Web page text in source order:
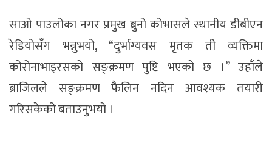
साओ पाउलोका नगर प्रमुख ब्रुनो कोभासले स्थानीय डीबीएन
रेडियोसँग भन्नुभयो, “दुर्भाग्यवस मृतक ती व्यक्तिमा
कोरोनाभाइरसको सङ्क्रमण पुष्टि भएको छ ।” उहाँले
ब्राजिलले सङ्क्रमण फैलिन नदिन आवश्यक तयारी
गरिसकेको बताउनुभयो ।